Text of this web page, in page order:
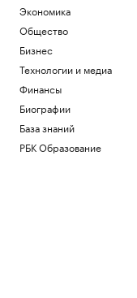
Экономика
Общество
Бизнес
Технологии и медиа
Финансы
Биографии
База знаний
РБК Образование